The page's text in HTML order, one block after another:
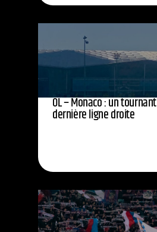
OL – Monaco : un
dernière ligne droite